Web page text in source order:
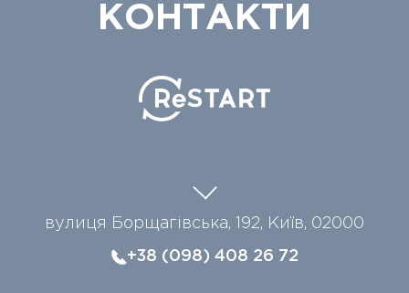
КОНТАКТИ
вулиця Борщагівська, 192, Київ, 02000
+38 (098) 408 26 72